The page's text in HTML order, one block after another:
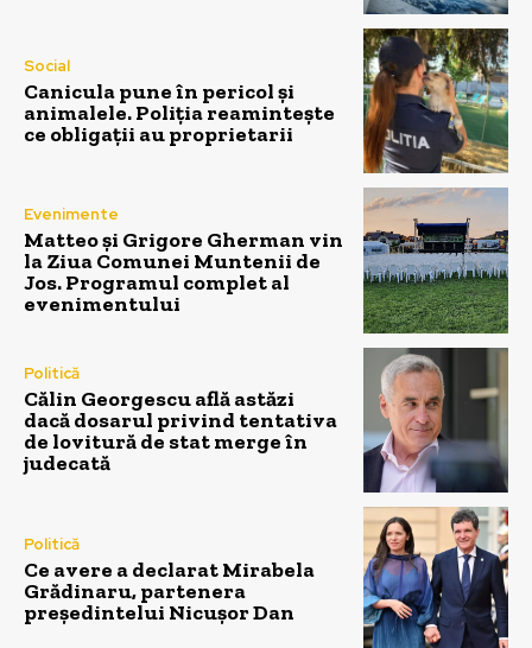
Social
Canicula pune în pericol și
animalele. Poliția reamintește
ce obligații au proprietarii
Evenimente
Matteo și Grigore Gherman vin
la Ziua Comunei Muntenii de
Jos. Programul complet al
evenimentului
Politică
Călin Georgescu află astăzi
dacă dosarul privind tentativa
de lovitură de stat merge în
judecată
Politică
Ce avere a declarat Mirabela
Grădinaru, partenera
președintelui Nicușor Dan